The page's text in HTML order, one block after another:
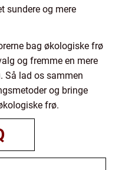
sundere og mere
bag økologiske frø
og fremme en mere
lad os sammen
og bringe
frø.